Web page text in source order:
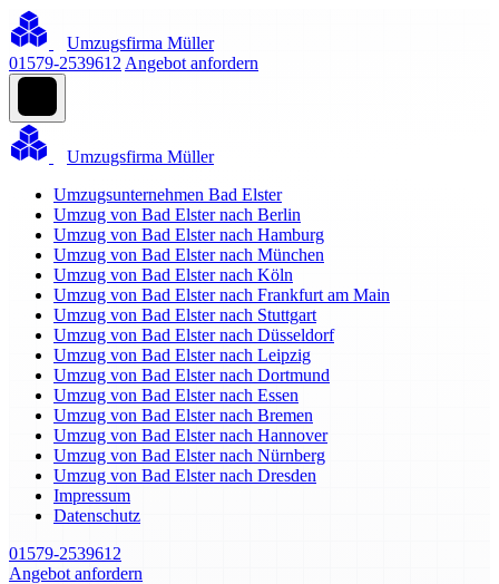
Umzugsfirma Müller
01579-2539612 Angebot anfordern
Umzugsfirma Müller
Umzugsunternehmen Bad Elster
Umzug von Bad Elster nach Berlin
Umzug von Bad Elster nach Hamburg
Umzug von Bad Elster nach München
Umzug von Bad Elster nach Köln
Umzug von Bad Elster nach Frankfurt am Main
Umzug von Bad Elster nach Stuttgart
Umzug von Bad Elster nach Düsseldorf
Umzug von Bad Elster nach Leipzig
Umzug von Bad Elster nach Dortmund
Umzug von Bad Elster nach Essen
Umzug von Bad Elster nach Bremen
Umzug von Bad Elster nach Hannover
Umzug von Bad Elster nach Nürnberg
Umzug von Bad Elster nach Dresden
Impressum
Datenschutz
01579-2539612
Angebot anfordern